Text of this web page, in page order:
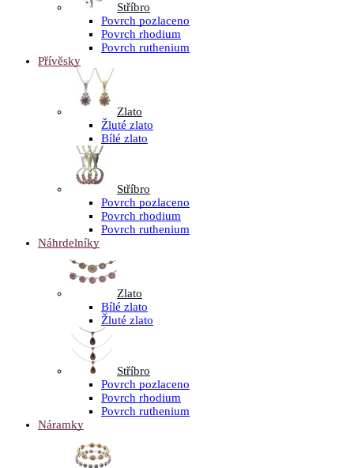
Stříbro
Povrch pozlaceno
Povrch rhodium
Povrch ruthenium
Přívěsky
Zlato
Žluté zlato
Bílé zlato
Stříbro
Povrch pozlaceno
Povrch rhodium
Povrch ruthenium
Náhrdelníky
Zlato
Bílé zlato
Žluté zlato
Stříbro
Povrch pozlaceno
Povrch rhodium
Povrch ruthenium
Náramky